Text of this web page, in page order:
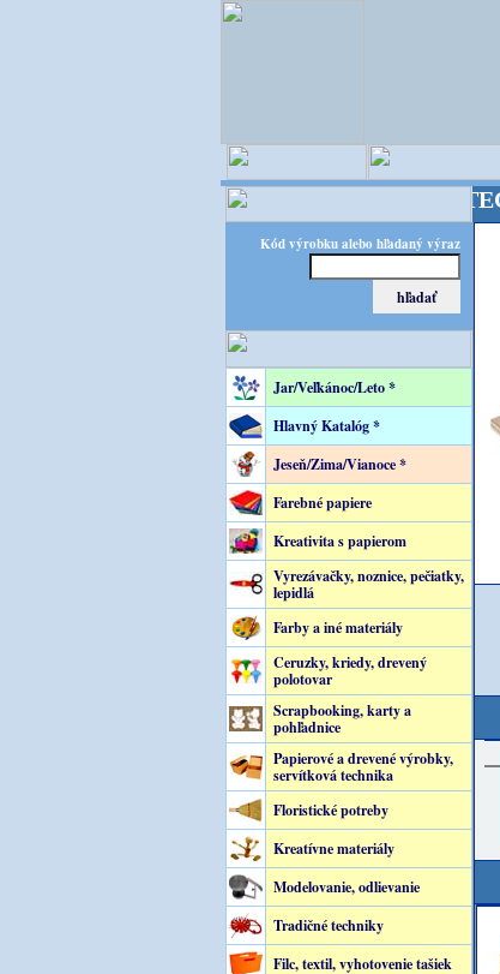
Kód výrobku alebo hľadaný výraz
Jar/Veľkánoc/Leto *
Hlavný Katalóg *
Jeseň/Zima/Vianoce *
Farebné papiere
Kreativita s papierom
Vyrezávačky, noznice, pečiatky,
lepidlá
Farby a iné materiály
Ceruzky, kriedy, drevený
polotovar
Scrapbooking, karty a
pohľadnice
Papierové a drevené výrobky,
servítková technika
Floristické potreby
Kreatívne materiály
Modelovanie, odlievanie
Tradičné techniky
Filc, textil, vyhotovenie tašiek
OPITEC -